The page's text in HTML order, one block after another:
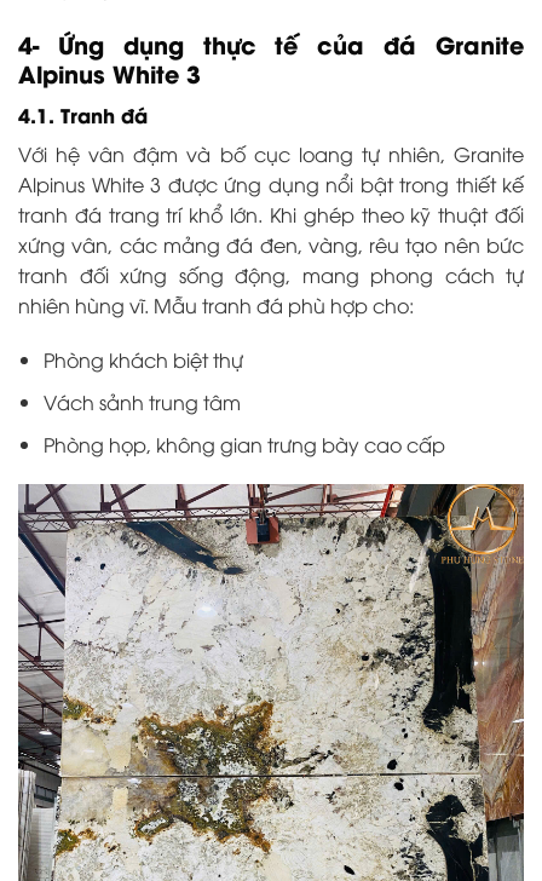
4- Ứng dụng thực tế của đá Granite
Alpinus White 3
4.1. Tranh đá
Với hệ vân đậm và bố cục loang tự nhiên, Granite
Alpinus White 3 được ứng dụng nổi bật trong thiết kế
tranh đá trang trí khổ lớn. Khi ghép theo kỹ thuật đối
xứng vân, các mảng đá đen, vàng, rêu tạo nên bức
tranh đối xứng sống động, mang phong cách tự
nhiên hùng vĩ. Mẫu tranh đá phù hợp cho:
Phòng khách biệt thự
Vách sảnh trung tâm
Phòng họp, không gian trưng bày cao cấp